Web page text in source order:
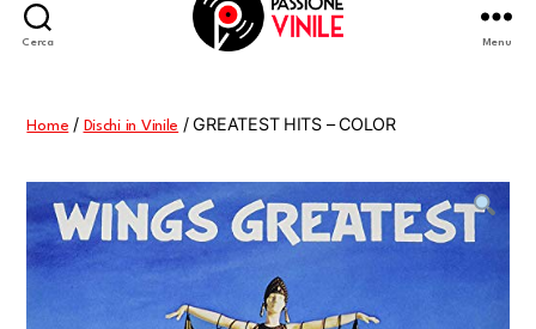
Cerca Menu
Home / Dischi in Vinile / GREATEST HITS – COLOR